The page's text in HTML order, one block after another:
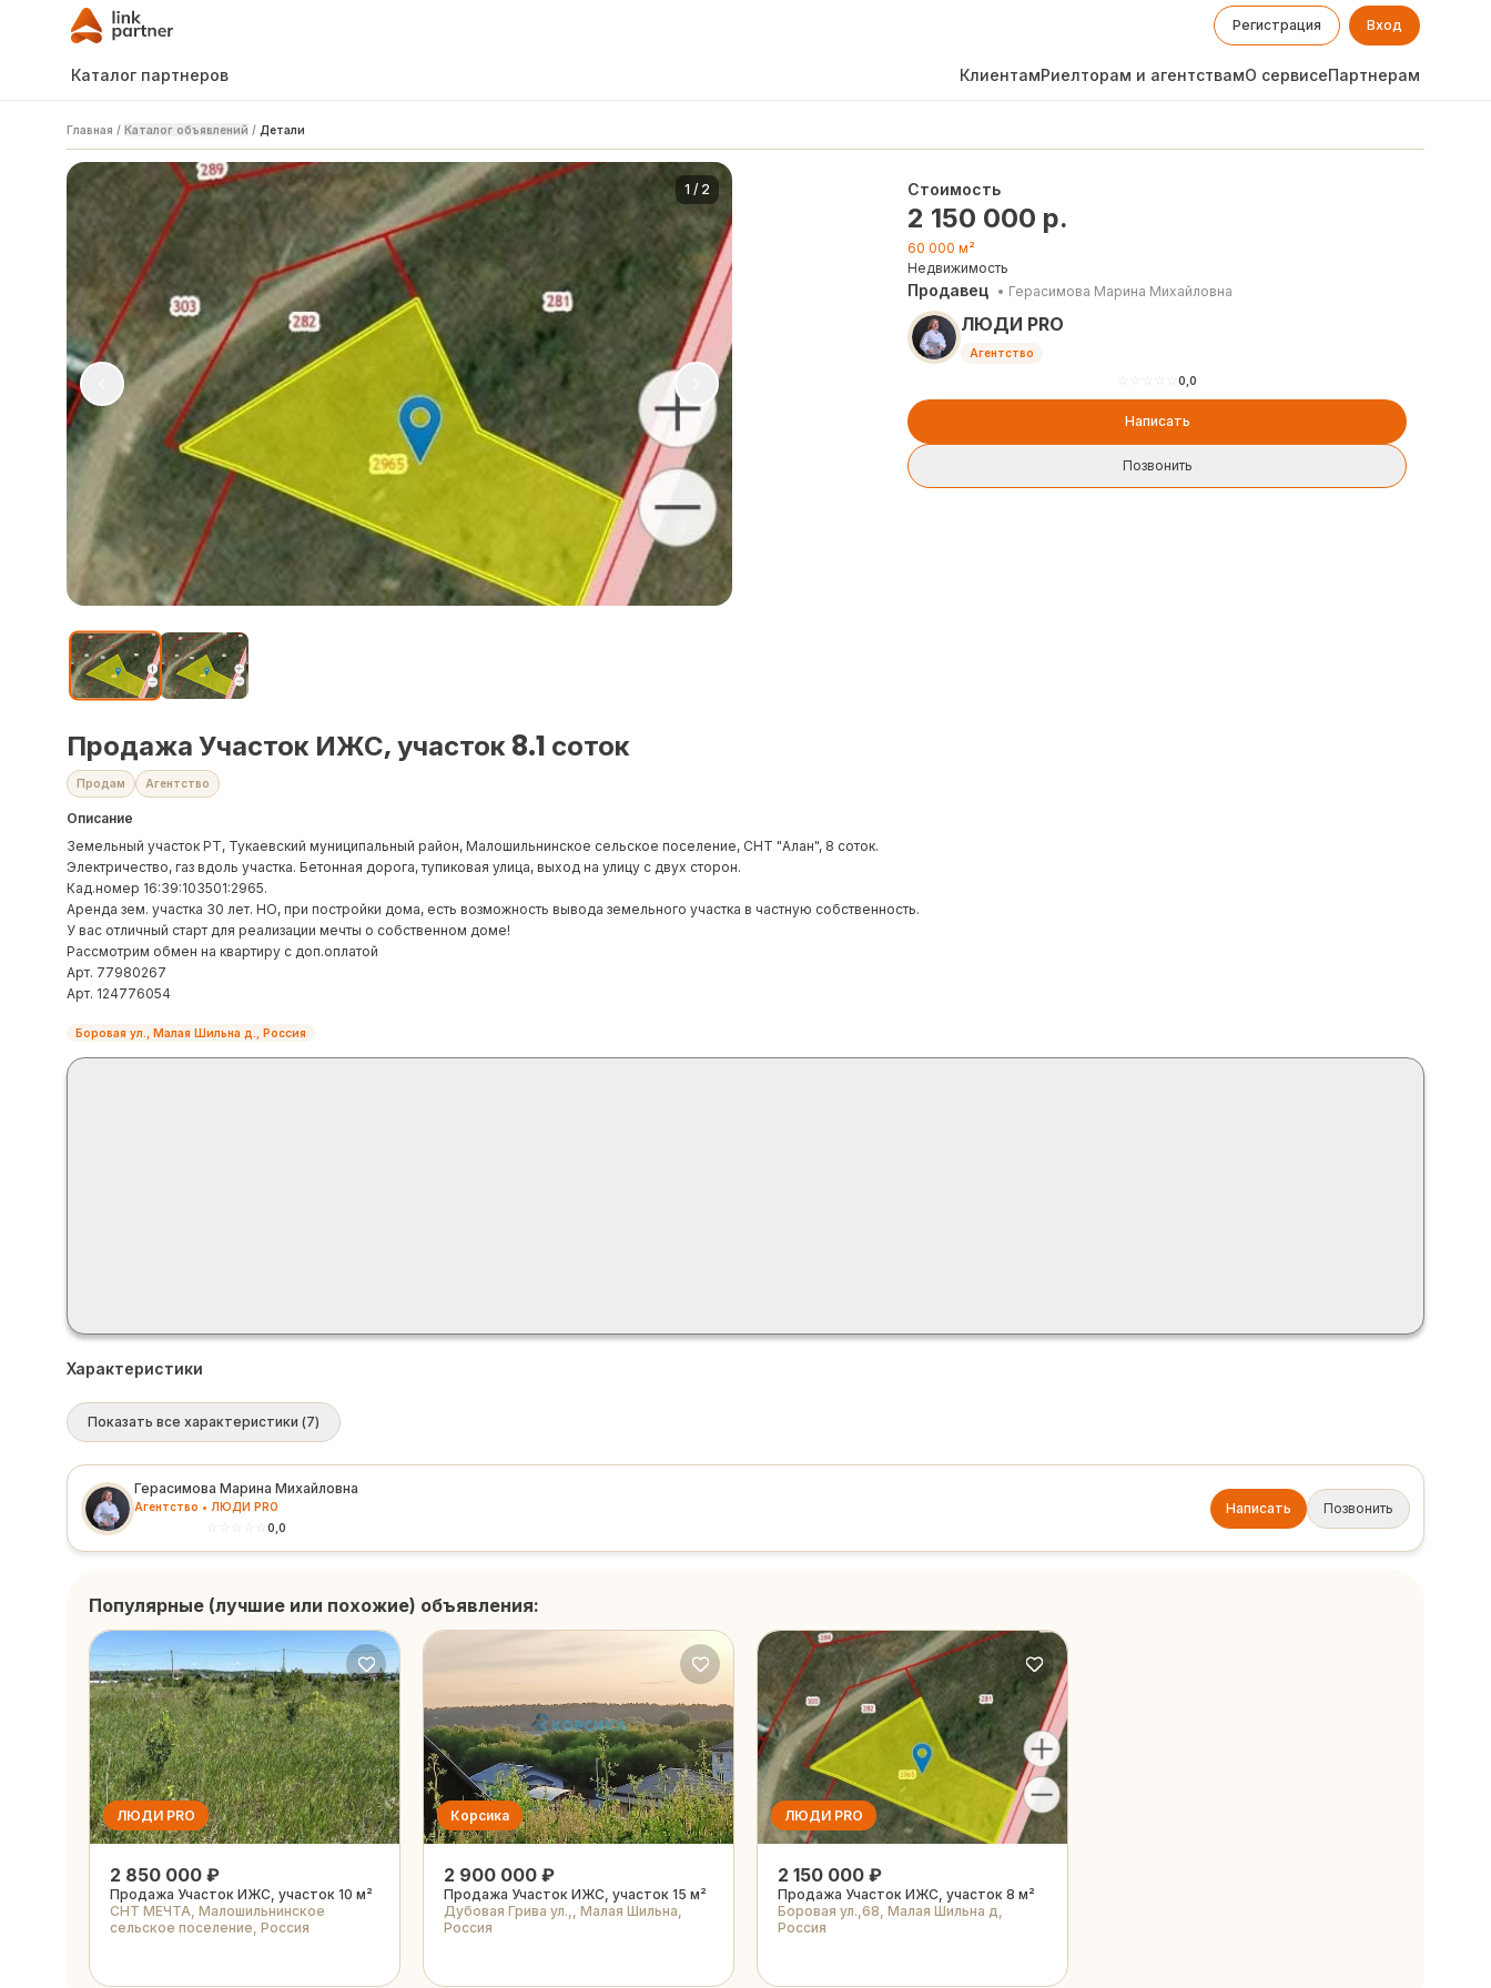
Регистрация Вход
Каталог партнеров КлиентамРиелторам и агентствамО сервисеПартнерам
Главная / Каталог объявлений / Детали
1 / 2 Стоимость
2 150 000 р.
60 000 м²
Недвижимость
Продавец • Герасимова Марина Михайловна
ЛЮДИ PRO
Агентство
☆0,0
Написать
Позвонить
Продажа Участок ИЖС, участок 8.1 соток
Продам Агентство
Описание
Земельный участок РТ, Тукаевский муниципальный район, Малошильнинское сельское поселение, СНТ "Алан", 8 соток.
Электричество, газ вдоль участка. Бетонная дорога, тупиковая улица, выход на улицу с двух сторон.
Кад.номер 16:39:103501:2965.
Аренда зем. участка 30 лет. НО, при постройки дома, есть возможность вывода земельного участка в частную собственность.
У вас отличный старт для реализации мечты о собственном доме!
Рассмотрим обмен на квартиру с доп.оплатой
Арт. 77980267
Арт. 124776054
Боровая ул., Малая Шильна д., Россия
Характеристики
Показать все характеристики (7)
Герасимова Марина Михайловна
Агентство • ЛЮДИ PRO
0,0
Написать Позвонить
Популярные (лучшие или похожие) объявления:
ЛЮДИ PRO
2 850 000 ₽
Продажа Участок ИЖС, участок 10 м²
СНТ МЕЧТА, Малошильнинское
сельское поселение, Россия
Корсика
2 900 000 ₽
Продажа Участок ИЖС, участок 15 м²
Дубовая Грива ул.,, Малая Шильна,
Россия
ЛЮДИ PRO
2 150 000 ₽
Продажа Участок ИЖС, участок 8 м²
Боровая ул.,68, Малая Шильна д,
Россия